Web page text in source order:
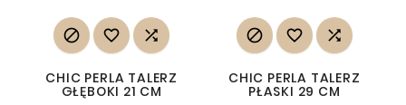
  
CHIC PERLA TALERZ
GŁĘBOKI 21 CM
  
CHIC PERLA TALERZ
PŁASKI 29 CM